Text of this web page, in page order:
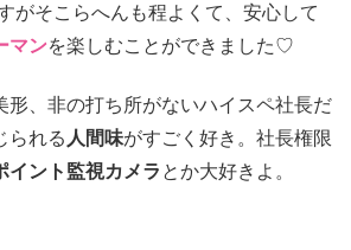
がそこらへんも程よくて、安心して
マンを楽しむことができました♡
形、非の打ち所がないハイスペ社長だ
られる 人間味がすごく好き。社長権限
イント監視カメラ とか大好きよ。